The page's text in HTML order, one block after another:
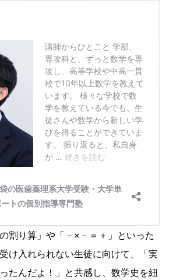
割り算」や「－×－＝＋」といった
け入れられない生徒に向けて、「実
たんだよ！」と共感し、数学史を紐